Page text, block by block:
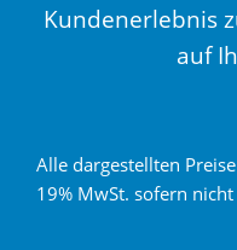
Kundenerlebnis
auf
Alle dargestellten
19% MwSt. sofern